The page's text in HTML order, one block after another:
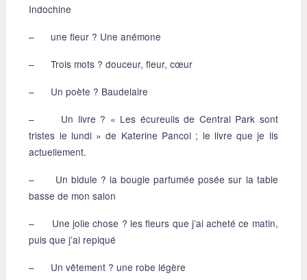
Indochine
– une fleur ? Une anémone
– Trois mots ? douceur, fleur, cœur
– Un poète ? Baudelaire
– Un livre ? « Les écureuils de Central Park sont
tristes le lundi » de Katerine Pancol ; le livre que je lis
actuellement.
– Un bidule ? la bougie parfumée posée sur la table
basse de mon salon
– Une jolie chose ? les fleurs que j’ai acheté ce matin,
puis que j’ai repiqué
– Un vêtement ? une robe légère